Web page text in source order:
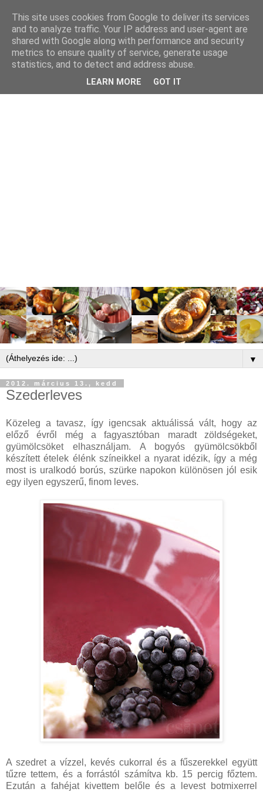
▼
2012. március 13., kedd
Szederleves
Közeleg a tavasz, így igencsak aktuálissá vált, hogy az
előző évről még a fagyasztóban maradt zöldségeket,
gyümölcsöket elhasználjam. A bogyós gyümölcsökből
készített ételek élénk színeikkel a nyarat idézik, így a még
most is uralkodó borús, szürke napokon különösen jól esik
egy ilyen egyszerű, finom leves.
A szedret a vízzel, kevés cukorral és a fűszerekkel együtt
tűzre tettem, és a forrástól számítva kb. 15 percig főztem.
Ezután a fahéjat kivettem belőle és a levest botmixerrel
This site uses cookies from Google to deliver its services
and to analyze traffic. Your IP address and user-agent are
shared with Google along with performance and security
metrics to ensure quality of service, generate usage
statistics, and to detect and address abuse.
LEARN MORE GOT IT